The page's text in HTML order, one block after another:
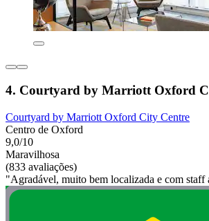
4. Courtyard by Marriott Oxford
Courtyard by Marriott Oxford City Centre
Centro de Oxford
9,0/10
Maravilhosa
(833 avaliações)
"Agradável, muito bem localizada e com staff